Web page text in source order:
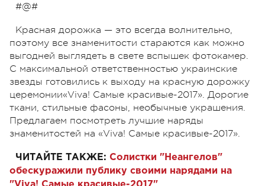
#@#
Красная дорожка — это всегда волнительно,
поэтому все знаменитости стараются как можно
выгодней выглядеть в свете вспышек фотокамер.
С максимальной ответственностью украинские
звезды готовились к выходу на красную дорожку
церемонии«Viva! Самые красивые-2017». Дорогие
ткани, стильные фасоны, необычные украшения.
Предлагаем посмотреть лучшие наряды
знаменитостей на «Viva! Самые красивые-2017».
ЧИТАЙТЕ ТАКЖЕ: Солистки "Неангелов"
обескуражили публику своими нарядами на